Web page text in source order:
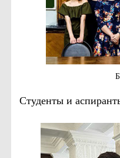
Студенты и